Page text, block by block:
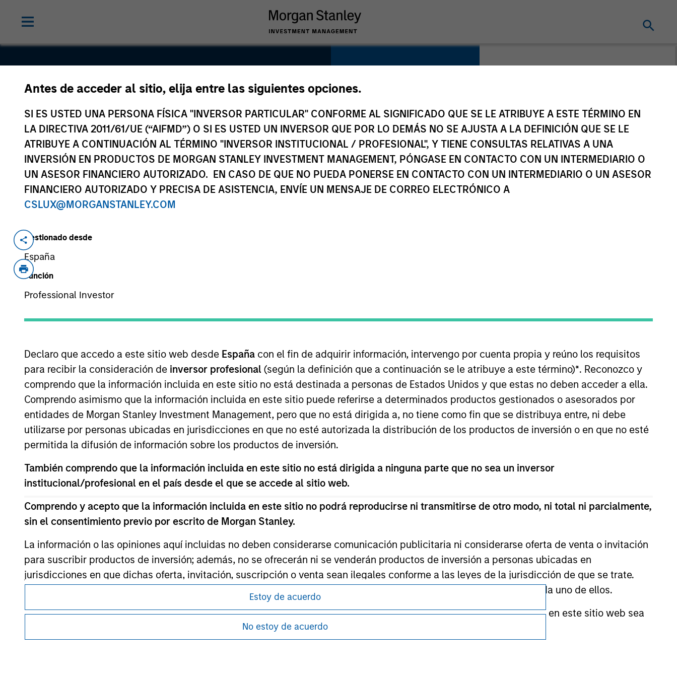
Antes de acceder al sitio, elija entre las siguientes opciones.
SI ES USTED UNA PERSONA FÍSICA "INVERSOR PARTICULAR" CONFORME AL SIGNIFICADO QUE SE LE ATRIBUYE A ESTE TÉRMINO EN
LA DIRECTIVA 2011/61/UE (“AIFMD”) O SI ES USTED UN INVERSOR QUE POR LO DEMÁS NO SE AJUSTA A LA DEFINICIÓN QUE SE LE
ATRIBUYE A CONTINUACIÓN AL TÉRMINO "INVERSOR INSTITUCIONAL / PROFESIONAL", Y TIENE CONSULTAS RELATIVAS A UNA
INVERSIÓN EN PRODUCTOS DE MORGAN STANLEY INVESTMENT MANAGEMENT, PÓNGASE EN CONTACTO CON UN INTERMEDIARIO O
UN ASESOR FINANCIERO AUTORIZADO. EN CASO DE QUE NO PUEDA PONERSE EN CONTACTO CON UN INTERMEDIARIO O UN ASESOR
FINANCIERO AUTORIZADO Y PRECISA DE ASISTENCIA, ENVÍE UN MENSAJE DE CORREO ELECTRÓNICO A
CSLUX@MORGANSTANLEY.COM
Gestionado desde
España
Función
Professional Investor
Declaro que accedo a este sitio web desde España con el fin de adquirir información, intervengo por cuenta propia y reúno los requisitos
para recibir la consideración de inversor profesional (según la definición que a continuación se le atribuye a este término)*. Reconozco y
comprendo que la información incluida en este sitio no está destinada a personas de Estados Unidos y que estas no deben acceder a ella.
Comprendo asimismo que la información incluida en este sitio puede referirse a determinados productos gestionados o asesorados por
entidades de Morgan Stanley Investment Management, pero que no está dirigida a, no tiene como fin que se distribuya entre, ni debe
utilizarse por personas ubicadas en jurisdicciones en que no esté autorizada la distribución de los productos de inversión o en que no esté
permitida la difusión de información sobre los productos de inversión.
También comprendo que la información incluida en este sitio no está dirigida a ninguna parte que no sea un inversor
institucional/profesional en el país desde el que se accede al sitio web.
Comprendo y acepto que la información incluida en este sitio no podrá reproducirse ni transmitirse de otro modo, ni total ni parcialmente,
sin el consentimiento previo por escrito de Morgan Stanley.
La información o las opiniones aquí incluidas no deben considerarse comunicación publicitaria ni considerarse oferta de venta o invitación
para suscribir productos de inversión; además, no se ofrecerán ni se venderán productos de inversión a personas ubicadas en
jurisdicciones en que dichas oferta, invitación, suscripción o venta sean ilegales conforme a las leyes de la jurisdicción de que se trate.
Todos los productos de inversión están supeditados a restricciones de inversión, que se detallan en el folleto de cada uno de ellos.
También entiendo que Morgan Stanley Investment Management no garantiza ni asegura que la información incluida en este sitio web sea
exacta, completa o adecuada para un fin en particular.
Estoy de acuerdo
No estoy de acuerdo
Sino Gas
Energy
China
gas distribution networks and the distribution of natural gas to residential and industrial
resulted in positive performance (for realized holdings), or will perform well in the future (for current holdings). The trademarks and service marks
above are the property of their respective owners. The information on this website has not been authorized, sponsored, or otherwise approved by
such owners. By clicking on any links shown here, you agree that you are navigating to a third party site. We are providing these hyperlinks to you
only as a convenience and the inclusion of any hyperlink is not and does not imply any endorsement, approval, investigation, verification or
monitoring by us of any information contained in any hyperlinked site. In no event shall we be responsible for the information contained on the site
or your use of such site.
Morgan Stanley Careers
Esta es una comunicación con fines comerciales.
Es importante que los usuarios lean las Condiciones de uso antes de proceder, ya que explican ciertas
restricciones legales y reglamentarias aplicables a la difusión de la información relativa a los productos
Privacidad